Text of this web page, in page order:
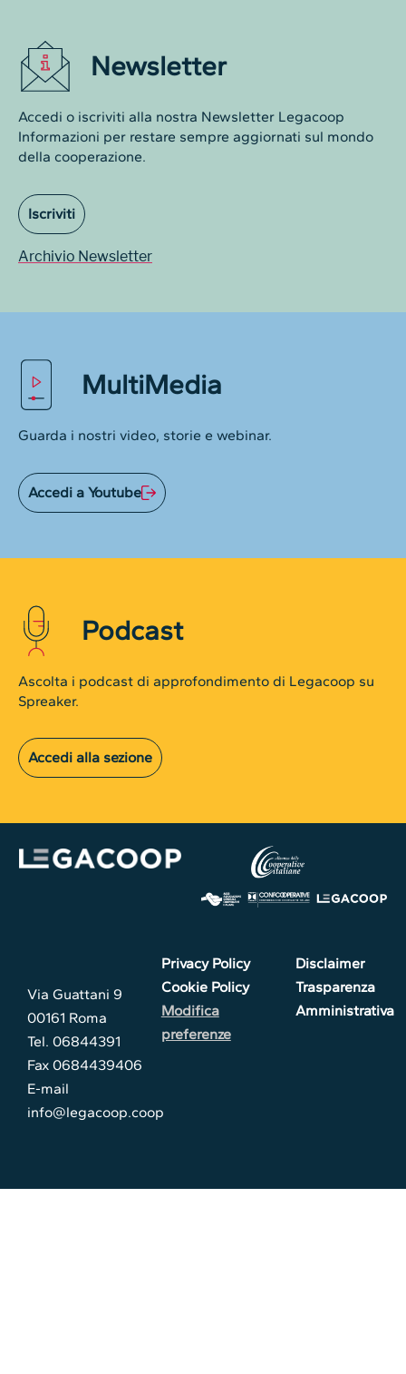
Newsletter
Accedi o iscriviti alla nostra Newsletter Legacoop
Informazioni per restare sempre aggiornati sul mondo
della cooperazione.
Iscriviti
Archivio Newsletter
MultiMedia
Guarda i nostri video, storie e webinar.
Accedi a Youtube
Podcast
Ascolta i podcast di approfondimento di Legacoop su
Spreaker.
Accedi alla sezione
Via Guattani 9
00161 Roma
Tel. 06844391
Fax 0684439406
E-mail
info@legacoop.coop
Privacy Policy
Cookie Policy
Modifica
preferenze
Disclaimer
Trasparenza
Amministrativa